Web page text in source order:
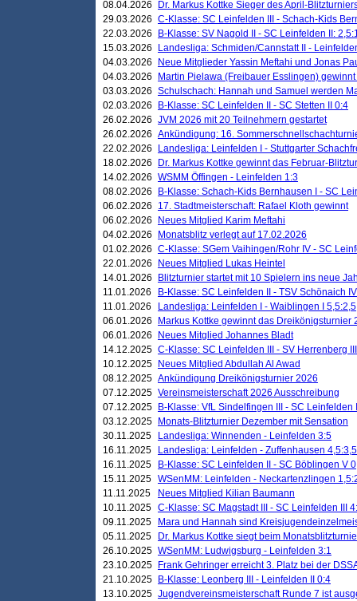
08.04.2026
Dr. Markus Kottke Sieger des April-
29.03.2026 C-Klasse: SC Leinfelden III - Schach-Kids
22.03.2026
B-Klasse: SV Nagold II - SC Leinfelden II:
15.03.2026
Landesliga: Schmiden/Cannstatt II -
04.03.2026
Neue Mitglieder Yassin Meftahi und Jonas
04.03.2026
Martin Pielawa (Freibauer Esslingen)
03.03.2026 Schulschach: Hannah und Samuel werden
02.03.2026
B-Klasse: SC Leinfelden II - SC Stetten II 0:4
26.02.2026 JVM 2026 mit 20 Teilnehmern gestartet
26.02.2026 Ankündigung: 16.
22.02.2026
Landesliga: Leinfelden I - Stuttgarter
18.02.2026
Dr. Markus Kottke gewinnt das Februar-
14.02.2026 WSMM Öffingen - Leinfelden 1:3
08.02.2026
B-Klasse: Schach-Kids Bernhausen I - SC
06.02.2026
17. Stadtmeisterschaft: Rafael Kloth gewinnt
06.02.2026
Neues Mitglied Karim Meftahi
04.02.2026
Monatsblitz verlegt auf 17.02.2026
01.02.2026 C-Klasse: SGem Vaihingen/Rohr IV - SC
22.01.2026
Neues Mitglied Lukas Heintel
14.01.2026
Blitzturnier startet mit 10 Spielern ins neue
11.01.2026
B-Klasse: SC Leinfelden II - TSV Schönaich
11.01.2026
Landesliga: Leinfelden I - Waiblingen I 5,5:2,5
06.01.2026
Markus Kottke gewinnt das Dreikönigsturnier
06.01.2026
Neues Mitglied Johannes Bladt
14.12.2025 C-Klasse: SC Leinfelden III - SV Herrenberg
10.12.2025
Neues Mitglied Abdullah Al Awad
08.12.2025 Ankündigung Dreikönigsturnier 2026
07.12.2025 Vereinsmeisterschaft 2026 Ausschreibung
07.12.2025
B-Klasse: VfL Sindelfingen III - SC Leinfelden
03.12.2025
Monats-Blitzturnier Dezember mit Sensation
30.11.2025
Landesliga: Winnenden - Leinfelden 3:5
16.11.2025
Landesliga: Leinfelden - Zuffenhausen 4,5:3,5
16.11.2025
B-Klasse: SC Leinfelden II - SC Böblingen V
15.11.2025 WSenMM: Leinfelden - Neckartenzlingen
11.11.2025
Neues Mitglied Kilian Baumann
10.11.2025 C-Klasse: SC Magstadt III - SC Leinfelden III
09.11.2025
Mara und Hannah sind
05.11.2025
Dr. Markus Kottke siegt beim
26.10.2025 WSenMM: Ludwigsburg - Leinfelden 3:1
23.10.2025
Frank Gehringer erreicht 3. Platz bei der
21.10.2025
B-Klasse: Leonberg III - Leinfelden II 0:4
13.10.2025 Jugendvereinsmeisterschaft Runde 7 ist